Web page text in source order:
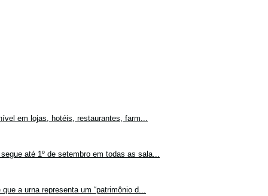
em lojas, hotéis, restaurantes, farm...
até 1º de setembro em todas as sala...
a urna representa um “patrimônio d...